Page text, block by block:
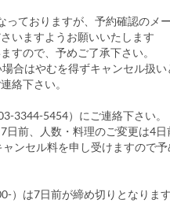
ておりますが、予約確認のメ
いますようお願いいたします
すので、予めご了承下さい。
合はやむを得ずキャンセル扱い
絡下さい。
3344-5454）にご連絡下さい。
前、人数・料理のご変更は4日
ンセル料を申し受けますので予
は7日前が締め切りとなります